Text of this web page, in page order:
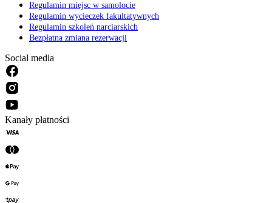
Regulamin miejsc w samolocie
Regulamin wycieczek fakultatywnych
Regulamin szkoleń narciarskich
Bezpłatna zmiana rezerwacji
Social media
Kanały płatności